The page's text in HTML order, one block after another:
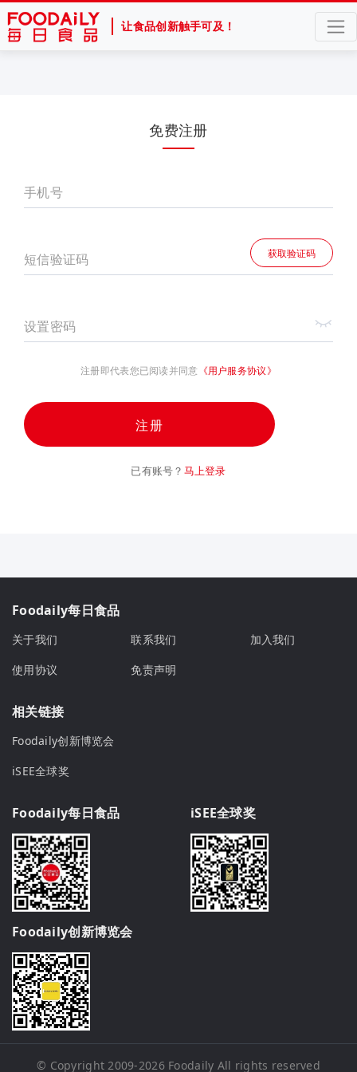
让食品创新触手可及！
免费注册
手机号
短信验证码 获取验证码
设置密码
注册即代表您已阅读并同意 《用户服务协议》
注册
已有账号？ 马上登录
Foodaily每日食品
关于我们 联系我们
加入我们
使用协议
免责声明
相关链接
Foodaily创新博览会
iSEE全球奖
Foodaily每日食品 iSEE全球奖
Foodaily创新博览会
© Copyright 2009-2026 Foodaily All rights reserved